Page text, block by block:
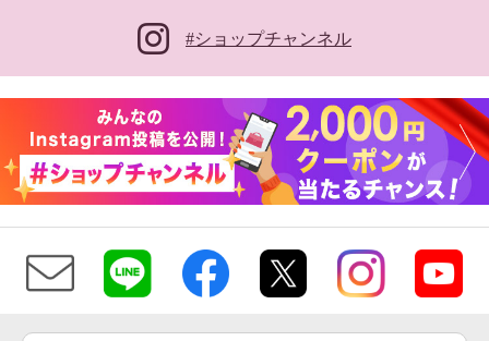
#ショップチャンネル